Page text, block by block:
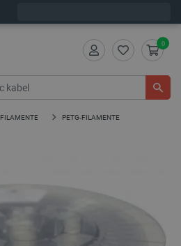
0
FILAMENTE PETG-FILAMENTE